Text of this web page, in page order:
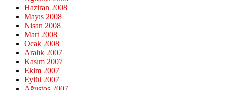
Haziran 2008
Mayıs 2008
Nisan 2008
Mart 2008
Ocak 2008
Aralık 2007
Kasım 2007
Ekim 2007
Eylül 2007